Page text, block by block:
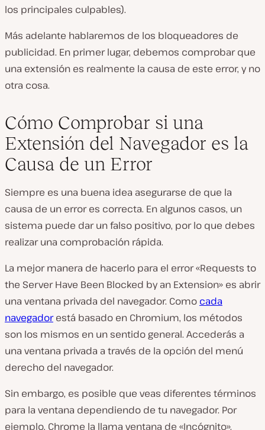
los principales culpables).
Más adelante hablaremos de los bloqueadores de
publicidad. En primer lugar, debemos comprobar que
una extensión es realmente la causa de este error, y no
otra cosa.
Cómo Comprobar si una
Extensión del Navegador es la
Causa de un Error
Siempre es una buena idea asegurarse de que la
causa de un error es correcta. En algunos casos, un
sistema puede dar un falso positivo, por lo que debes
realizar una comprobación rápida.
La mejor manera de hacerlo para el error «Requests to
the Server Have Been Blocked by an Extension» es abrir
una ventana privada del navegador. Como cada
navegadorestá basado en Chromium, los métodos
son los mismos en un sentido general. Accederás a
una ventana privada a través de la opción del menú
derecho del navegador.
Sin embargo, es posible que veas diferentes términos
para la ventana dependiendo de tu navegador. Por
ejemplo, Chrome la llama ventana de «Incógnito».